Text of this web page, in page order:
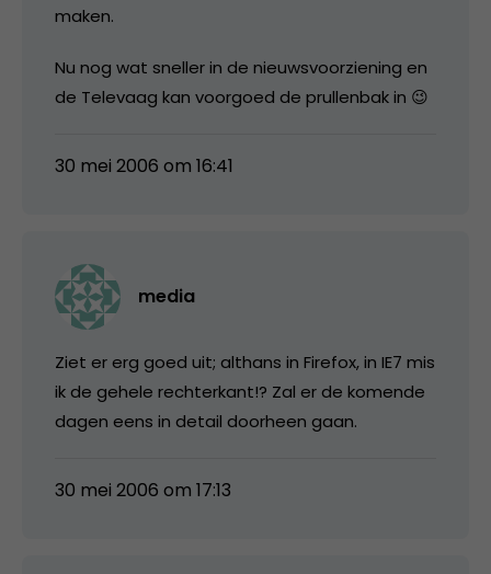
maken.
Nu nog wat sneller in de nieuwsvoorziening en
de Televaag kan voorgoed de prullenbak in 😉
30 mei 2006 om 16:41
media
Ziet er erg goed uit; althans in Firefox, in IE7 mis
ik de gehele rechterkant!? Zal er de komende
dagen eens in detail doorheen gaan.
30 mei 2006 om 17:13